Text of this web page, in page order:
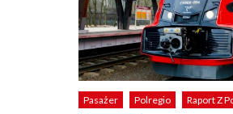
Pasażer Polregio
Raport Z